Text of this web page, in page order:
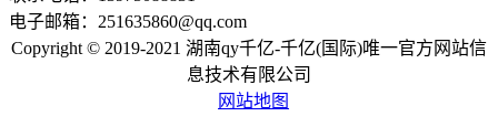
电子邮箱：251635860@qq.com
Copyright © 2019-2021 湖南qy千亿-千亿(国际)唯一官方网站信
息技术有限公司
网站地图